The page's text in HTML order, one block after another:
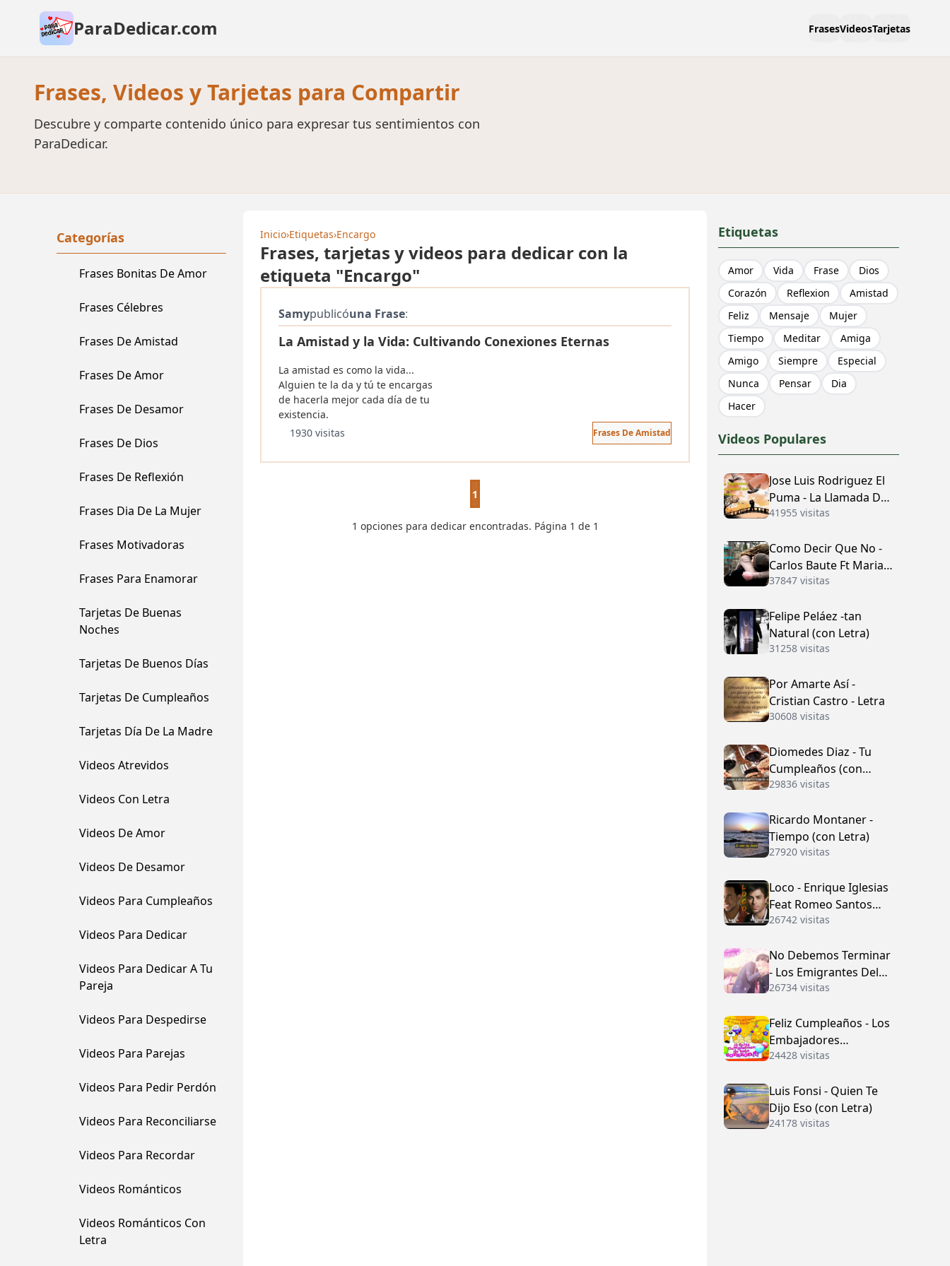
ParaDedicar.com FrasesVideosTarjetas
Frases, Videos y Tarjetas para Compartir
Descubre y comparte contenido único para expresar tus sentimientos con
ParaDedicar.
Categorías
Frases Bonitas De Amor
Frases Célebres
Frases De Amistad
Frases De Amor
Frases De Desamor
Frases De Dios
Frases De Reflexión
Frases Dia De La Mujer
Frases Motivadoras
Frases Para Enamorar
Tarjetas De Buenas
Noches
Tarjetas De Buenos Días
Tarjetas De Cumpleaños
Tarjetas Día De La Madre
Videos Atrevidos
Videos Con Letra
Videos De Amor
Videos De Desamor
Videos Para Cumpleaños
Videos Para Dedicar
Videos Para Dedicar A Tu
Pareja
Videos Para Despedirse
Videos Para Parejas
Videos Para Pedir Perdón
Videos Para Reconciliarse
Videos Para Recordar
Videos Románticos
Videos Románticos Con
Letra
Inicio›Etiquetas›Encargo
Frases, tarjetas y videos para dedicar con la
etiqueta "Encargo"
Samypublicóuna Frase:
La Amistad y la Vida: Cultivando Conexiones Eternas
La amistad es como la vida...
Alguien te la da y tú te encargas
de hacerla mejor cada día de tu
existencia.
1930 visitas
Frases De Amistad
1
1 opciones para dedicar encontradas. Página 1 de 1
Etiquetas
Amor Vida Frase
Dios
Corazón
Reflexion
Amistad
Feliz
Mensaje
Mujer
Tiempo
Meditar
Amiga
Amigo
Siempre
Especial
Nunca
Pensar
Dia
Hacer
Videos Populares
Jose Luis Rodriguez El
Puma - La Llamada Del
Amor (con Letra)
41955 visitas
Como Decir Que No -
Carlos Baute Ft Maria
José (con Letra)
37847 visitas
Felipe Peláez -tan
Natural (con Letra)
31258 visitas
Por Amarte Así -
Cristian Castro - Letra
30608 visitas
Diomedes Diaz - Tu
Cumpleaños (con
Letra)
29836 visitas
Ricardo Montaner -
Tiempo (con Letra)
27920 visitas
Loco - Enrique Iglesias
Feat Romeo Santos
(con Letra)
26742 visitas
No Debemos Terminar
- Los Emigrantes Del
Vallenato
26734 visitas
Feliz Cumpleaños - Los
Embajadores
Vallenatos (con Letra)
24428 visitas
Luis Fonsi - Quien Te
Dijo Eso (con Letra)
24178 visitas